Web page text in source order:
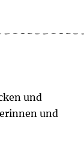
und
und